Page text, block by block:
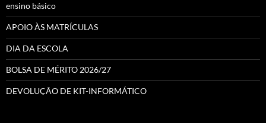
ensino básico
APOIO ÀS MATRÍCULAS
DIA DA ESCOLA
BOLSA DE MÉRITO 2026/27
DEVOLUÇÃO DE KIT-INFORMÁTICO